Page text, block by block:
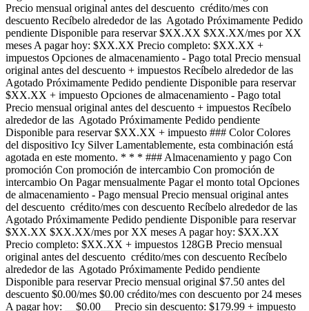
Precio mensual original antes del descuento crédito/mes con
descuento Recíbelo alrededor de las Agotado Próximamente Pedido
pendiente Disponible para reservar $XX.XX $XX.XX/mes por XX
meses A pagar hoy: $XX.XX Precio completo: $XX.XX +
impuestos Opciones de almacenamiento - Pago total Precio mensual
original antes del descuento + impuestos Recíbelo alrededor de las
Agotado Próximamente Pedido pendiente Disponible para reservar
$XX.XX + impuesto Opciones de almacenamiento - Pago total
Precio mensual original antes del descuento + impuestos Recíbelo
alrededor de las Agotado Próximamente Pedido pendiente
Disponible para reservar $XX.XX + impuesto ### Color Colores
del dispositivo Icy Silver Lamentablemente, esta combinación está
agotada en este momento. * * * ### Almacenamiento y pago Con
promoción Con promoción de intercambio Con promoción de
intercambio On Pagar mensualmente Pagar el monto total Opciones
de almacenamiento - Pago mensual Precio mensual original antes
del descuento crédito/mes con descuento Recíbelo alrededor de las
Agotado Próximamente Pedido pendiente Disponible para reservar
$XX.XX $XX.XX/mes por XX meses A pagar hoy: $XX.XX
Precio completo: $XX.XX + impuestos 128GB Precio mensual
original antes del descuento crédito/mes con descuento Recíbelo
alrededor de las Agotado Próximamente Pedido pendiente
Disponible para reservar Precio mensual original $7.50 antes del
descuento $0.00/mes $0.00 crédito/mes con descuento por 24 meses
A pagar hoy: __$0.00__ Precio sin descuento: $179.99 + impuesto